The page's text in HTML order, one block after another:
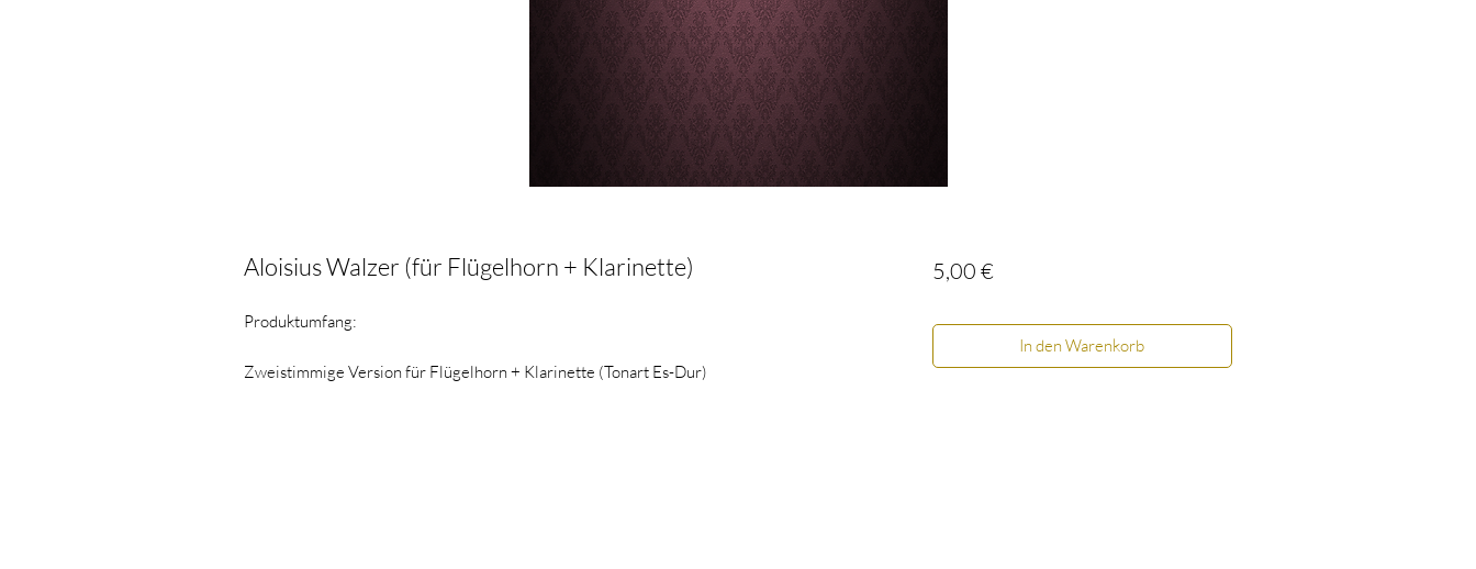
Aloisius Walzer (für Flügelhorn + Klarinette)
Produktumfang:
Zweistimmige Version für Flügelhorn + Klarinette (Tonart Es-Dur)
5,00 €Preis
In den Warenkorb